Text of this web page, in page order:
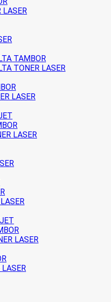
LASER
TAMBOR
TONER LASER
LASER
LASER
LASER
LASER